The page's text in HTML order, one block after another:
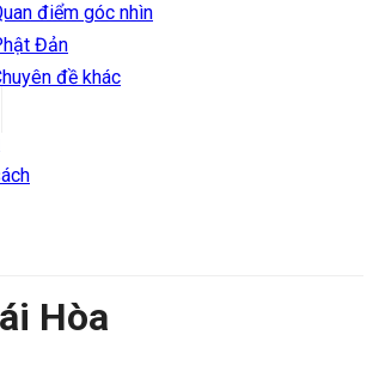
điểm góc nhìn
Đản
đề khác
Hòa